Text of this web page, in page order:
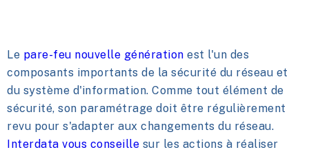
Le pare-feu nouvelle génération est l'un des
composants importants de la sécurité du réseau et
du système d'information. Comme tout élément de
sécurité, son paramétrage doit être régulièrement
revu pour s'adapter aux changements du réseau.
Interdata vous conseille sur les actions à réaliser